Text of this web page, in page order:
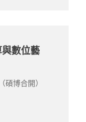
數位藝
博合開）